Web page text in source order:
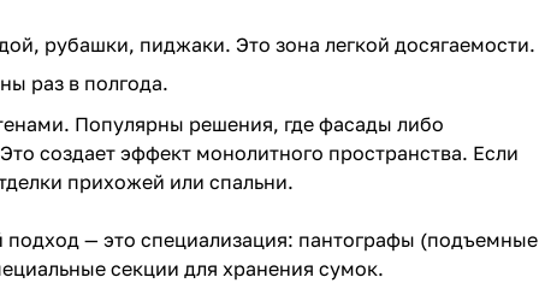
рубашки, пиджаки. Это зона легкой досягаемости.
раз в полгода.
Популярны решения, где фасады либо
создает эффект монолитного пространства. Если
прихожей или спальни.
— это специализация: пантографы (подъемные
секции для хранения сумок.